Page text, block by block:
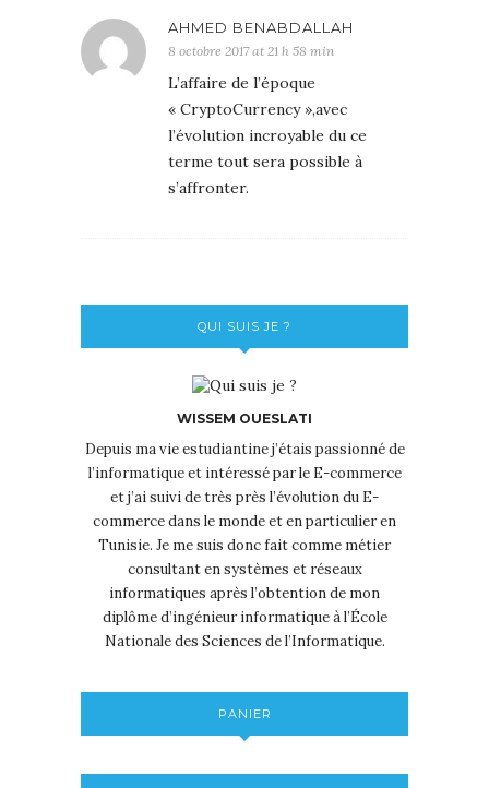
AHMED BENABDALLAH
8 octobre 2017 at 21 h 58 min
L’affaire de l’époque
« CryptoCurrency »,avec
l’évolution incroyable du ce
terme tout sera possible à
s’affronter.
QUI SUIS JE ?
WISSEM OUESLATI
Depuis ma vie estudiantine j’étais passionné de
l’informatique et intéressé par le E-commerce
et j’ai suivi de très près l’évolution du E-
commerce dans le monde et en particulier en
Tunisie. Je me suis donc fait comme métier
consultant en systèmes et réseaux
informatiques après l’obtention de mon
diplôme d’ingénieur informatique à l’École
Nationale des Sciences de l’Informatique.
PANIER